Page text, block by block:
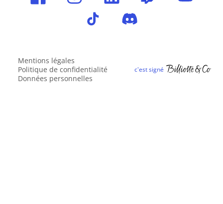
Mentions légales
Politique de confidentialité
Données personnelles